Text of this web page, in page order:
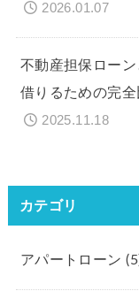
2026.01.07
不動産担保ロー
借りるための完
2025.11.18
カテゴリ
アパートローン